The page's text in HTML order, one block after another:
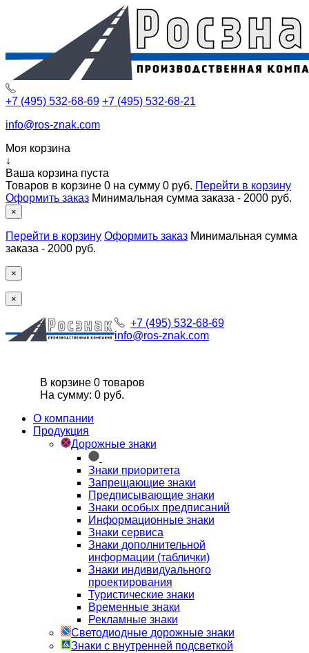
+7 (495) 532-68-69 +7 (495) 532-68-21
info@ros-znak.com
Моя корзина
↓
Ваша корзина пуста
Товаров в корзине 0 на сумму 0 руб. Перейти в корзину
Оформить заказ Минимальная сумма заказа - 2000 руб.
×
Перейти в корзину Оформить заказ Минимальная сумма
заказа - 2000 руб.
×
×
+7 (495) 532-68-69
info@ros-znak.com
В корзине 0 товаров
На сумму: 0 руб.
О компании
Продукция
Дорожные знаки
Знаки приоритета
Запрещающие знаки
Предписывающие знаки
Знаки особых предписаний
Информационные знаки
Знаки сервиса
Знаки дополнительной
информации (таблички)
Знаки индивидуального
проектирования
Туристические знаки
Временные знаки
Рекламные знаки
Светодиодные дорожные знаки
Знаки с внутренней подсветкой